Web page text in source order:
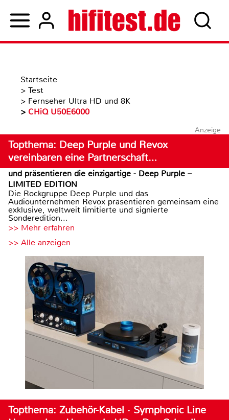
Startseite
> Test
> Fernseher Ultra HD und 8K
> CHiQ U50E6000
Anzeige
Topthema: Deep Purple und Revox
vereinbaren eine Partnerschaft…
und präsentieren die einzigartige - Deep Purple –
LIMITED EDITION
Die Rockgruppe Deep Purple und das
Audiounternehmen Revox präsentieren gemeinsam eine
exklusive, weltweit limitierte und signierte
Sonderedition...
>> Mehr erfahren
>> Alle anzeigen
Topthema: Zubehör-Kabel · Symphonic Line